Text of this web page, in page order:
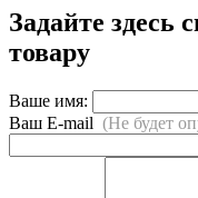
Задайте здесь
товару
Ваше имя:
Ваш E-mail (Не будет